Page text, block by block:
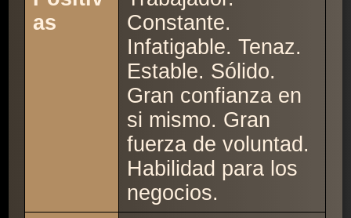
as
Constante.
Infatigable. Tenaz.
Estable. Sólido.
Gran confianza en
si mismo. Gran
fuerza de voluntad.
Habilidad para los
negocios.